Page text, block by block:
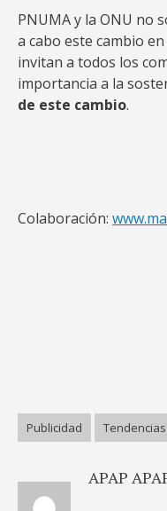
PNUMA y la ONU no
a cabo este cambio
invitan a todos los
importancia a la
de este cambio.
Colaboración:
Publicidad Tendencias
APAP